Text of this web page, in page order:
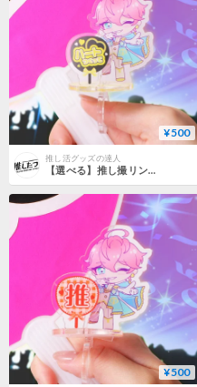
¥500
推し活グッズの達人
【選べる】推し撮リング 応援うちわ ハート作って 全9色
¥500